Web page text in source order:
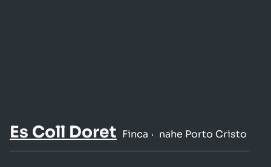
Es Coll Doret Finca nahe Porto Cristo